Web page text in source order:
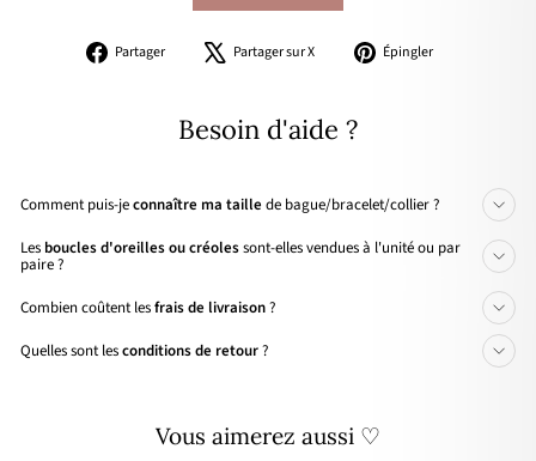
Partager
PartagerPartager sur X
Tweeter Épingler
Besoin d'aide ?
Comment puis-jeconnaître ma taille de bague/bracelet/collier ?
Les boucles d'oreilles ou créolessont-elles vendues à l'unité ou par
paire ?
Combien coûtent lesfrais de livraison?
Quelles sont lesconditions de retour?
Vous aimerez aussi ♡